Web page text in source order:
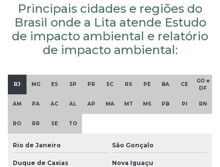
Principais cidades e regiões do
Brasil onde a Lita atende Estudo
de impacto ambiental e relatório
de impacto ambiental:
RJ MG ES SP PR SC RS PE BA CE
GO e
DF
AM PA AC AL AP MA MT MS PB PI RN
RO RR SE TO
Rio de Janeiro São Gonçalo
Duque de Caxias Nova Iguaçu